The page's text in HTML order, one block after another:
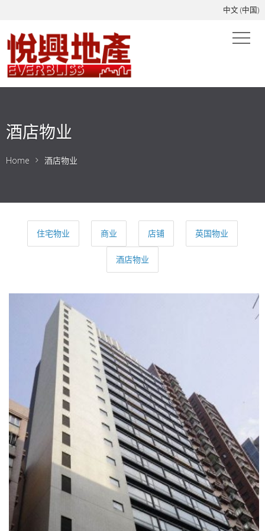
中文 (中国)
酒店物业
Home 酒店物业
住宅物业 商业 店铺 英国物业
酒店物业